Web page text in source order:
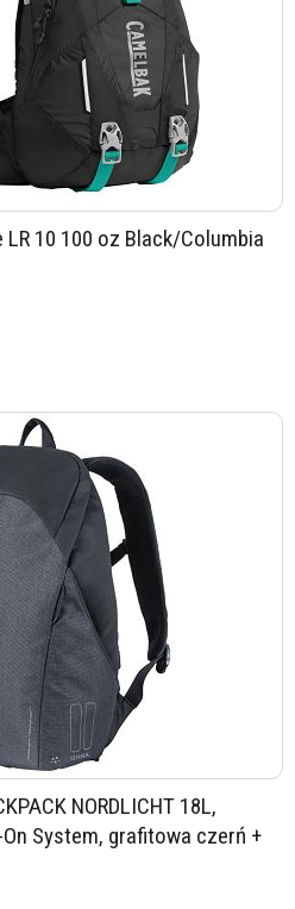
10 100 oz Black/Columbia
NORDLICHT 18L,
System, grafitowa czerń +